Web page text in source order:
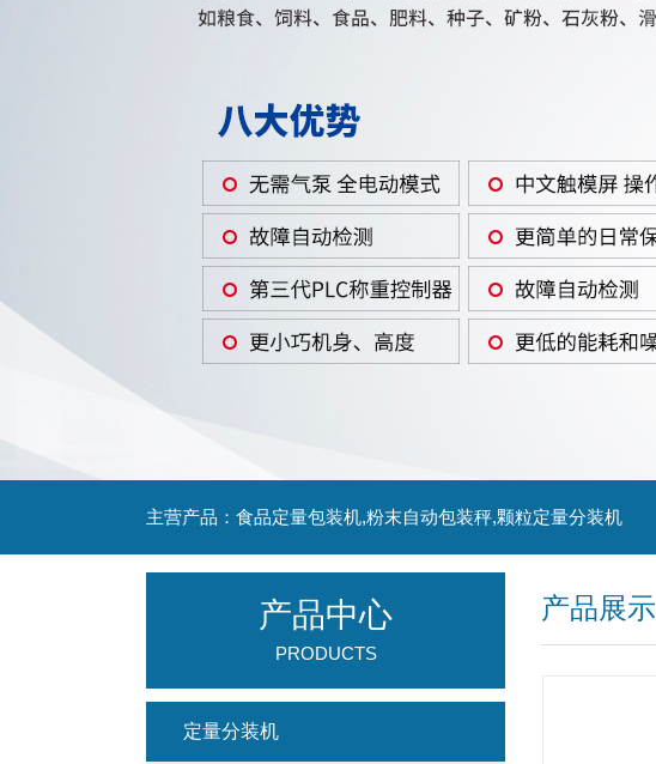
主营产品：食品定量包装机,粉末自动包装秤,颗粒定量分装机
产品展示
产品中心
PRODUCTS
定量分装机